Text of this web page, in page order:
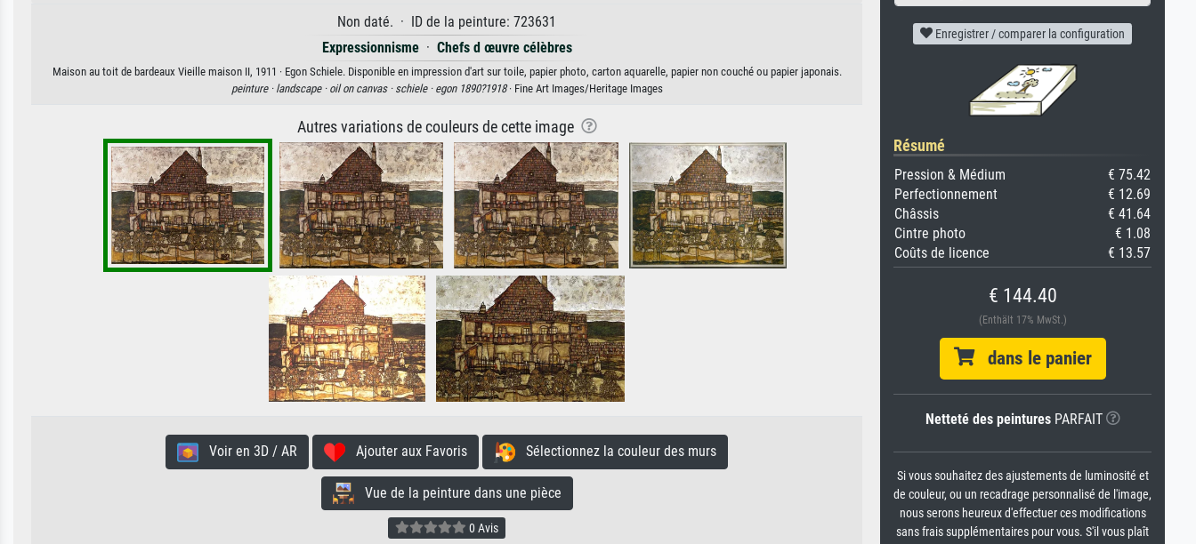
Non daté. · ID de la peinture: 723631
Expressionnisme· Chefs d œuvre célèbres
Maison au toit de bardeaux Vieille maison II, 1911 · Egon Schiele. Disponible en impression d'art sur toile, papier photo, carton aquarelle, papier non couché ou papier japonais.
peinture · landscape · oil on canvas · schiele · egon 1890?1918· Fine Art Images/Heritage Images
Autres variations de couleurs de cette image
Voir en 3D / AR Ajouter aux Favoris Sélectionnez la couleur des murs
Vue de la peinture dans une pièce
0 Avis
Enregistrer / comparer la configuration
Résumé
Pression & Médium
€ 75.42
Perfectionnement
€ 12.69
Châssis
€ 41.64
Cintre photo
€ 1.08
Coûts de licence
€ 13.57
€ 144.40
(Enthält 17% MwSt.)
dans le panier
Netteté des peinturesPARFAIT
Si vous souhaitez des ajustements de luminosité et
de couleur, ou un recadrage personnalisé de l'image,
nous serons heureux d'effectuer ces modifications
sans frais supplémentaires pour vous. S'il vous plaît